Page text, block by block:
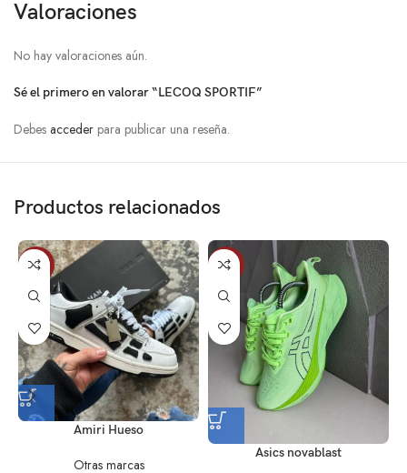
Valoraciones
No hay valoraciones aún.
Sé el primero en valorar “LECOQ SPORTIF”
Debesacceder para publicar una reseña.
Productos relacionados
-12%
Amiri Hueso
Otras marcas
-5%
Asics novablast